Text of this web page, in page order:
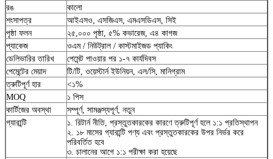
রঙ
কালো
শংসাপত্র
আইএসও, এসজিএস, এমএসডিএস, সিই
পৃষ্ঠা ফলন
২৫,০০০ পৃষ্ঠা, ৫% কভারেজ, এ৪ কাগজ
প্যাকেজ
ওএম / নিউট্রাল / কাস্টমাইজড প্যাকিং
ডেলিভারির তারিখ
পেমেন্ট পাওয়ার পর ১-৭ কার্যদিবস
পেমেন্টের মেয়াদ
টি/টি, ওয়েস্টার্ন ইউনিয়ন, এল/সি, মানিগ্রাম
ত্রুটিপূর্ণ হার
<১%
MOQ
১ পিস
কার্টিজের অবস্থা
সম্পূর্ণ, সামঞ্জস্যপূর্ণ, নতুন
গ্যারান্টি
১. রিটার্ন নীতি, প্রস্তুতকারকের কারণে ত্রুটিপূর্ণ হলে ১:১ প্রতিস্থাপন
২. ১৮ মাসের গ্যারান্টি পণ্য এবং প্রস্তুতকারকের উপর নির্ভর করে
পরিবর্তিত হবে
৩. চালানের আগে ১:১ পরীক্ষা করা হয়েছে